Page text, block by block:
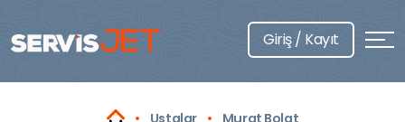
Giriş / Kayıt
Ustalar Murat Bolat